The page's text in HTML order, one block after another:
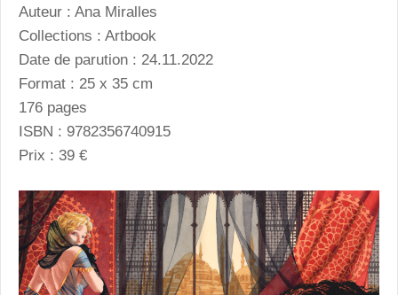
Auteur : Ana Miralles
Collections : Artbook
Date de parution : 24.11.2022
Format : 25 x 35 cm
176 pages
ISBN : 9782356740915
Prix : 39 €